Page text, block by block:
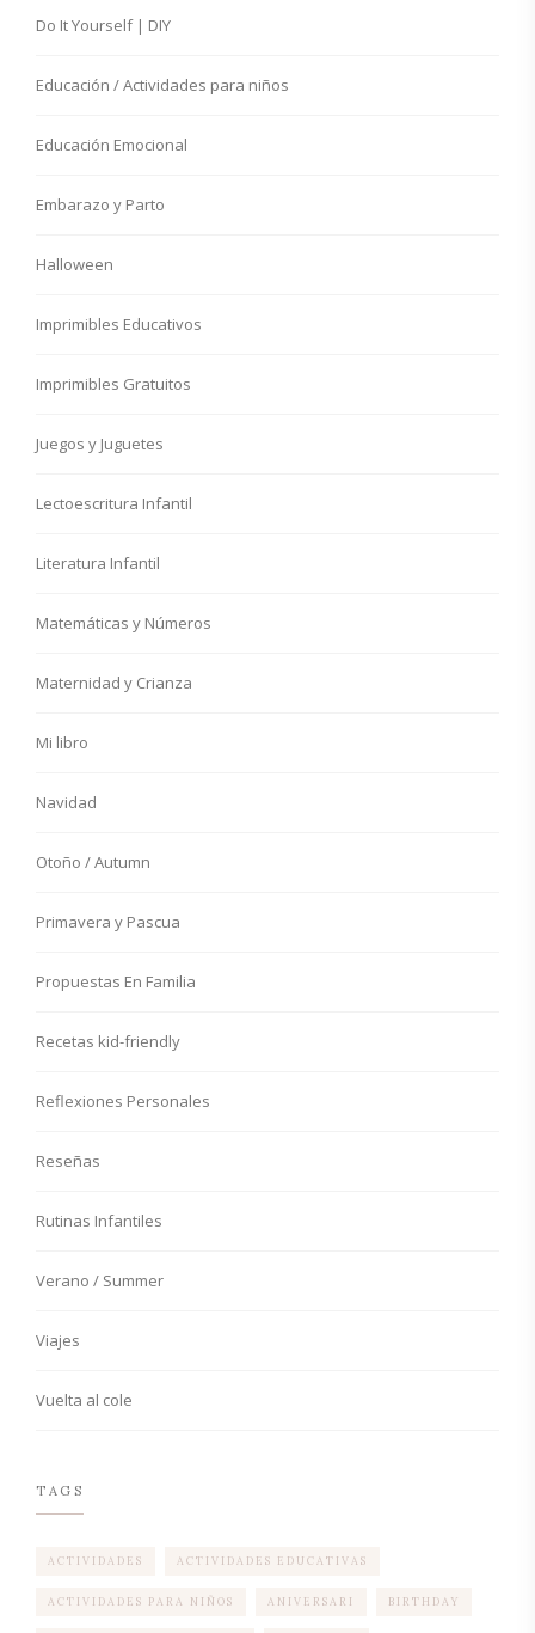
Do It Yourself | DIY
Educación / Actividades para niños
Educación Emocional
Embarazo y Parto
Halloween
Imprimibles Educativos
Imprimibles Gratuitos
Juegos y Juguetes
Lectoescritura Infantil
Literatura Infantil
Matemáticas y Números
Maternidad y Crianza
Mi libro
Navidad
Otoño / Autumn
Primavera y Pascua
Propuestas En Familia
Recetas kid-friendly
Reflexiones Personales
Reseñas
Rutinas Infantiles
Verano / Summer
Viajes
Vuelta al cole
TAGS
ACTIVIDADES ACTIVIDADES EDUCATIVAS
ACTIVIDADES PARA NIÑOS ANIVERSARI BIRTHDAY